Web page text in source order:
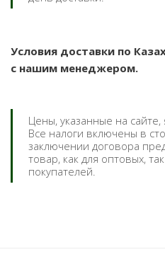
Условия доставки по
с нашим менеджером.
Цены, указанные на
Все налоги включены в
заключении договора
товар, как для оптовых,
покупателей.